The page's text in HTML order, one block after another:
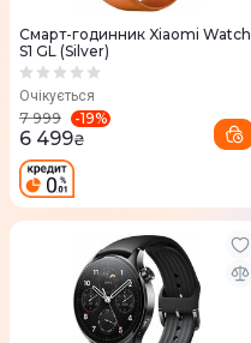
Смарт-годинник Xiaomi Watch
S1 GL (Silver)
Очікується
7 999 -19%
6 499₴